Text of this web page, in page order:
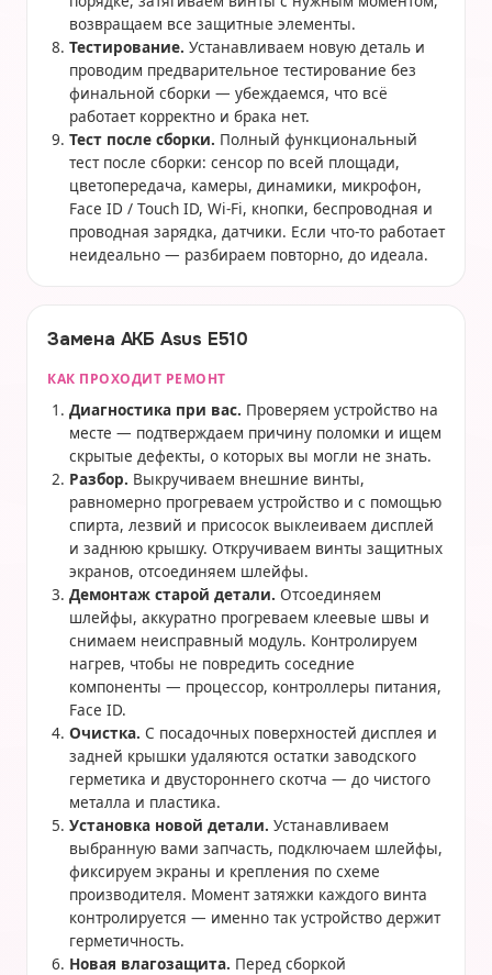
возвращаем все защитные элементы.
Тестирование. Устанавливаем новую деталь и
проводим предварительное тестирование без
финальной сборки — убеждаемся, что всё
работает корректно и брака нет.
Тест после сборки. Полный функциональный
тест после сборки: сенсор по всей площади,
цветопередача, камеры, динамики, микрофон,
Face ID / Touch ID, Wi-Fi, кнопки, беспроводная и
проводная зарядка, датчики. Если что-то работает
неидеально — разбираем повторно, до идеала.
Замена АКБ Asus E510
КАК ПРОХОДИТ РЕМОНТ
Диагностика при вас. Проверяем устройство на
месте — подтверждаем причину поломки и ищем
скрытые дефекты, о которых вы могли не знать.
Разбор. Выкручиваем внешние винты,
равномерно прогреваем устройство и с помощью
спирта, лезвий и присосок выклеиваем дисплей
и заднюю крышку. Откручиваем винты защитных
экранов, отсоединяем шлейфы.
Демонтаж старой детали. Отсоединяем
шлейфы, аккуратно прогреваем клеевые швы и
снимаем неисправный модуль. Контролируем
нагрев, чтобы не повредить соседние
компоненты — процессор, контроллеры питания,
Face ID.
Очистка. С посадочных поверхностей дисплея и
задней крышки удаляются остатки заводского
герметика и двустороннего скотча — до чистого
металла и пластика.
Установка новой детали. Устанавливаем
выбранную вами запчасть, подключаем шлейфы,
фиксируем экраны и крепления по схеме
производителя. Момент затяжки каждого винта
контролируется — именно так устройство держит
герметичность.
Новая влагозащита. Перед сборкой